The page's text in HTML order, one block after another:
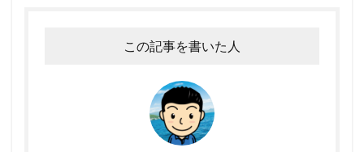
この記事を書いた人